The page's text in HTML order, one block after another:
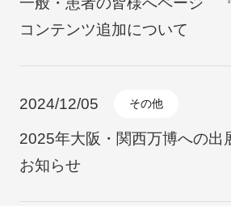
コンテンツ追加について
2024/12/05 その他
2025年大阪・関西万博への出
お知らせ